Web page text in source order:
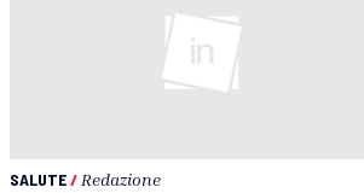
SALUTE/ Redazione